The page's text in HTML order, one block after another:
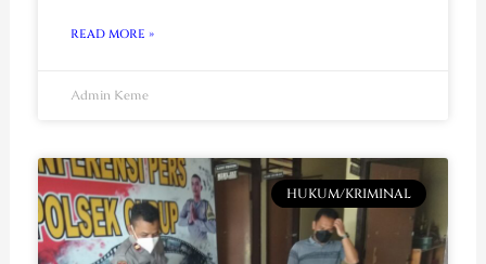
READ MORE »
Admin Keme
HUKUM/KRIMINAL